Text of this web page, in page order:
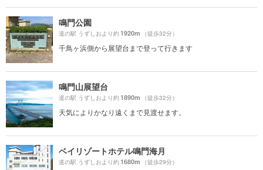
鳴門公園
道の駅 うずしおより約1920m （徒歩32分）
千鳥ヶ浜側から展望台まで登って行きます
鳴門山展望台
道の駅 うずしおより約1890m （徒歩32分）
天気によりかなり遠くまで見渡せます。
ベイリゾートホテル鳴門海月
道の駅 うずしおより約1680m （徒歩29分）